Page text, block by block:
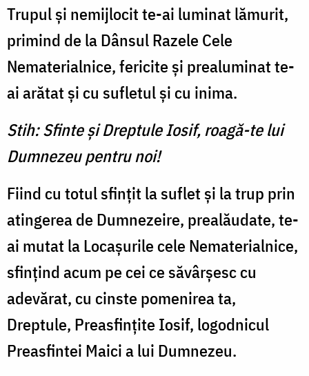
Trupul şi nemijlocit te-ai luminat lă­murit,
primind de la Dânsul Ra­zele Cele
Nematerialnice, feri­cite şi prealuminat te-
ai arătat şi cu sufletul şi cu inima.
Stih: Sfinte şi Dreptule Iosif, roagă-te lui
Dumnezeu pentru noi!
Fiind cu totul sfinţit la suflet şi la trup prin
atingerea de Dumnezeire, prealăudate, te-
ai mutat la Locaşurile cele Nemate­rialnice,
sfinţind acum pe cei ce săvârşesc cu
adevărat, cu cinste pomenirea ta,
Dreptule, Preasfinţite Iosif, logodnicul
Preasfintei Maici a lui Dumnezeu.